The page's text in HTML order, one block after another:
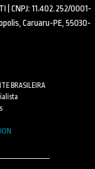
| CNPJ: 11.402.252/0001-
Caruaru-PE, 55030-
BRASILEIRA